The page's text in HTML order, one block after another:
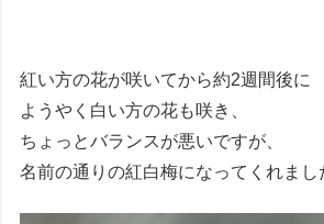
紅い方の花が咲いてから約2週間後に
ようやく白い方の花も咲き、
ちょっとバランスが悪いですが、
名前の通りの紅白梅になってくれまし